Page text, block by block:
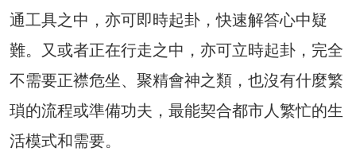
通工具之中，亦可即時起卦，快速解答心中疑
難。又或者正在行走之中，亦可立時起卦，完全
不需要正襟危坐、聚精會神之類，也沒有什麼繁
瑣的流程或準備功夫，最能契合都市人繁忙的生
活模式和需要。